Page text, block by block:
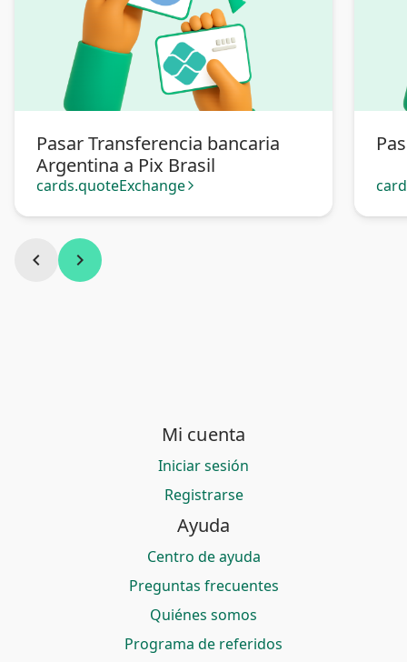
Pasar Transferencia bancaria
Argentina a Pix Brasil
cards.quoteExchange arrow_forward_ios
chevron_left chevron_right
Mi cuenta
Iniciar sesión
Registrarse
Ayuda
Centro de ayuda
Preguntas frecuentes
Quiénes somos
Programa de referidos